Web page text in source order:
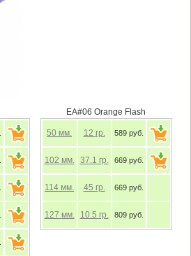
EA#06 Orange Flash
50 мм. 12 гр. 589 руб.
102 мм. 37.1 гр. 669 руб.
114 мм. 45 гр. 669 руб.
127 мм. 10.5 гр. 809 руб.